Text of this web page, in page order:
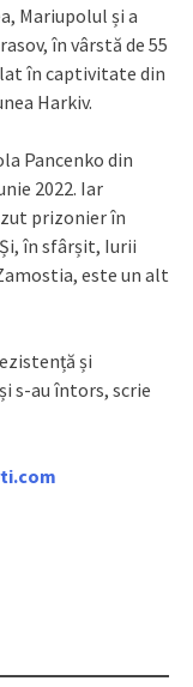
Mariupolul și a
în vârstă de 55
în captivitate din
Harkiv.
Pancenko din
2022. Iar
prizonier în
în sfârșit, Iurii
este un alt
și
s-au întors, scrie